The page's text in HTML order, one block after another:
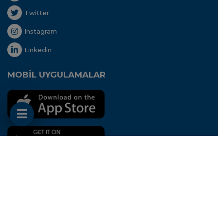
Twitter
Instagram
Linkedin
MOBİL UYGULAMALAR